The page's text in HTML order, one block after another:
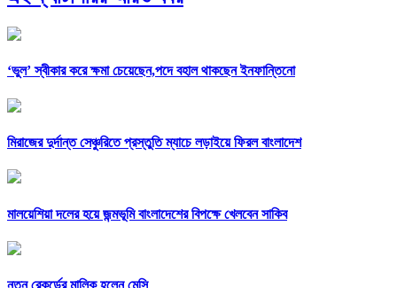
‘ভুল’ স্বীকার করে ক্ষমা চেয়েছেন,পদে বহাল থাকছেন ইনফান্তিনো
মিরাজের দুর্দান্ত সেঞ্চুরিতে প্রস্তুতি ম্যাচে লড়াইয়ে ফিরল বাংলাদেশ
মালয়েশিয়া দলের হয়ে জন্মভূমি বাংলাদেশের বিপক্ষে খেলবেন সাকিব
নতুন রেকর্ডের মালিক হলেন মেসি